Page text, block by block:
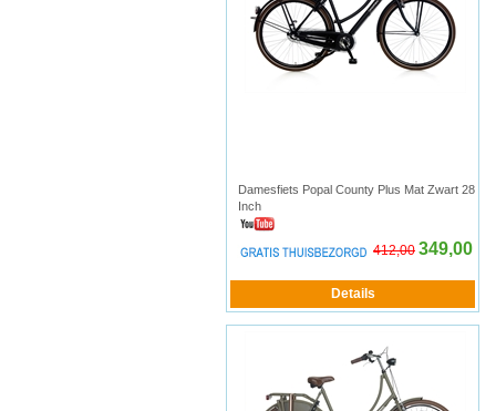
Damesfiets Popal County Plus Mat Zwart 28
Inch
412,00 349,00